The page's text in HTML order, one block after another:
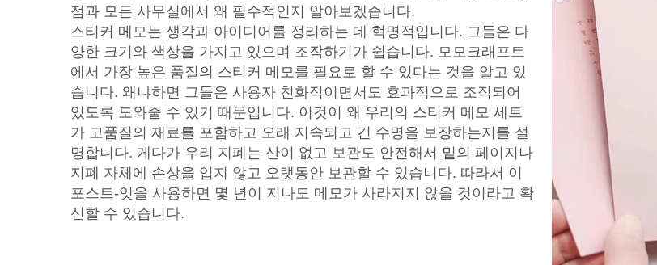
점과 모든 사무실에서 왜 필수적인지 알아보겠습니다.
스티커 메모는 생각과 아이디어를 정리하는 데 혁명적입니다. 그들은 다
양한 크기와 색상을 가지고 있으며 조작하기가 쉽습니다. 모모크래프트
에서 가장 높은 품질의 스티커 메모를 필요로 할 수 있다는 것을 알고 있
습니다. 왜냐하면 그들은 사용자 친화적이면서도 효과적으로 조직되어
있도록 도와줄 수 있기 때문입니다. 이것이 왜 우리의 스티커 메모 세트
가 고품질의 재료를 포함하고 오래 지속되고 긴 수명을 보장하는지를 설
명합니다. 게다가 우리 지폐는 산이 없고 보관도 안전해서 밑의 페이지나
지폐 자체에 손상을 입지 않고 오랫동안 보관할 수 있습니다. 따라서 이
포스트-잇을 사용하면 몇 년이 지나도 메모가 사라지지 않을 것이라고 확
신할 수 있습니다.